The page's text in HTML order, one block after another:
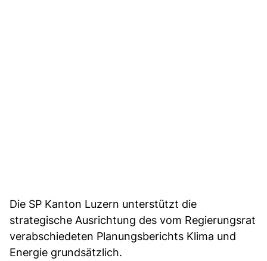
Die SP Kanton Luzern unterstützt die
strategische Ausrichtung des vom Regierungsrat
verabschiedeten Planungsberichts Klima und
Energie grundsätzlich.